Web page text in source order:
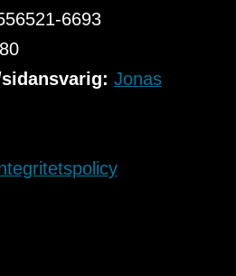
6693
Jonas